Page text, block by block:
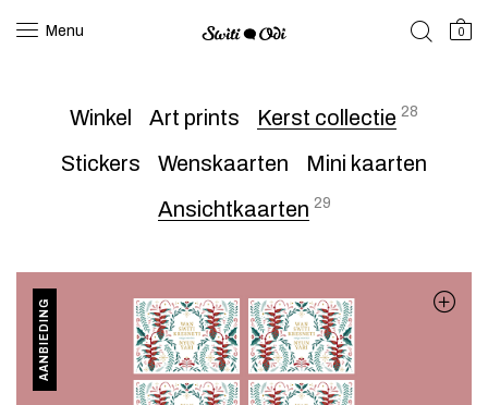
Menu 0
Winkel Art prints Kerst collectie 28
Stickers Wenskaarten
Mini kaarten
Ansichtkaarten 29
AANBIEDING